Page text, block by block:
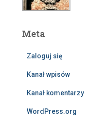
Meta
Zaloguj się
Kanał wpisów
Kanał komentarzy
WordPress.org